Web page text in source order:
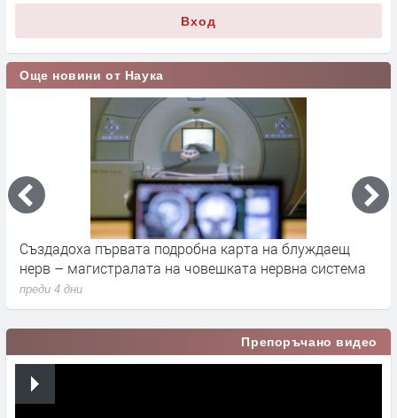
Вход
Още новини от Наука
Създадоха първата подробна карта на блуждаещ
нерв – магистралата на човешката нервна система
преди 4 дни
Препоръчано видео